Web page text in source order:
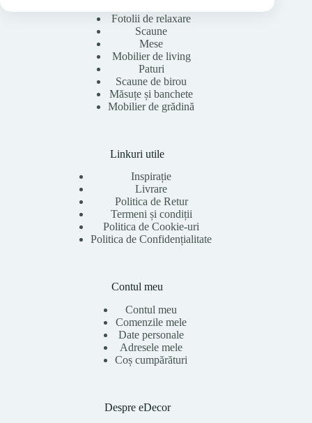
Fotolii de relaxare
Scaune
Mese
Mobilier de living
Paturi
Scaune de birou
Măsuțe și banchete
Mobilier de grădină
Linkuri utile
Inspirație
Livrare
Politica de Retur
Termeni și condiții
Politica de Cookie-uri
Politica de Confidențialitate
Contul meu
Contul meu
Comenzile mele
Date personale
Adresele mele
Coș cumpărături
Despre eDecor